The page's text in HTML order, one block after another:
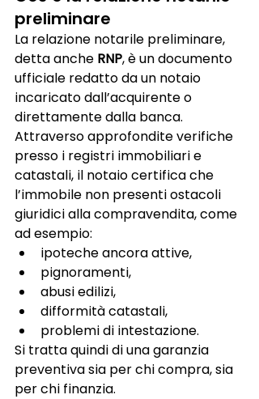
preliminare
La relazione notarile preliminare,
detta anche RNP, è un documento
ufficiale redatto da un notaio
incaricato dall’acquirente o
direttamente dalla banca.
Attraverso approfondite verifiche
presso i registri immobiliari e
catastali, il notaio certifica che
l’immobile non presenti ostacoli
giuridici alla compravendita, come
ad esempio:
ipoteche ancora attive,
pignoramenti,
abusi edilizi,
difformità catastali,
problemi di intestazione.
Si tratta quindi di una garanzia
preventiva sia per chi compra, sia
per chi finanzia.